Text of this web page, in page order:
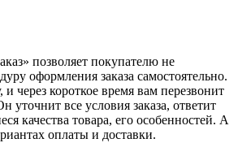
позволяет покупателю не
оформления заказа самостоятельно.
через короткое время вам перезвонит
уточнит все условия заказа, ответит
качества товара, его особенностей. А
оплаты и доставки.